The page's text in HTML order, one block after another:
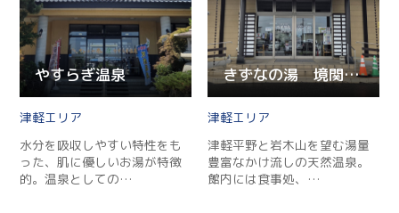
やすらぎ温泉
津軽
水分を吸収しやすい特性をも
った、肌に優しいお湯が特徴
的。温泉としての…
きずなの湯 境関温泉
津軽
津軽平野と岩木山を望む湯量
豊富なかけ流しの天然温泉。
館内には食事処、…